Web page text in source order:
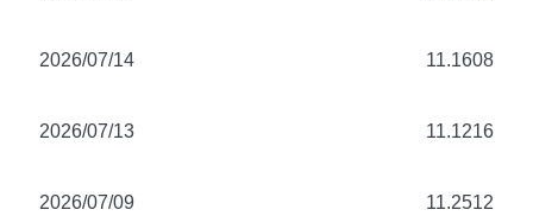
2026/07/14 11.1608
2026/07/13 11.1216
2026/07/09 11.2512